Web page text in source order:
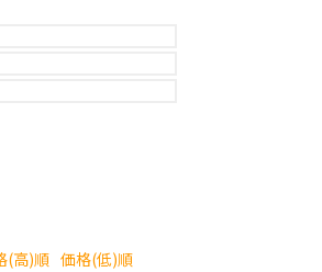
(高)順 価格(低)順